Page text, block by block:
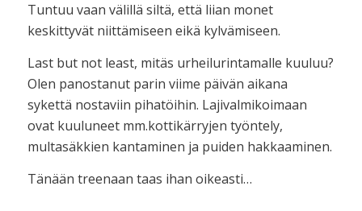
Tuntuu vaan välillä siltä, että liian monet
keskittyvät niittämiseen eikä kylvämiseen.
Last but not least, mitäs urheilurintamalle kuuluu?
Olen panostanut parin viime päivän aikana
sykettä nostaviin pihatöihin. Lajivalmikoimaan
ovat kuuluneet mm.kottikärryjen työntely,
multasäkkien kantaminen ja puiden hakkaaminen.
Tänään treenaan taas ihan oikeasti…